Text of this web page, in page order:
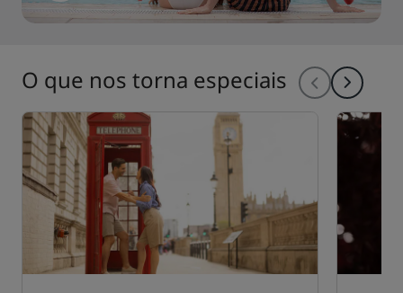
O que nos torna especiais